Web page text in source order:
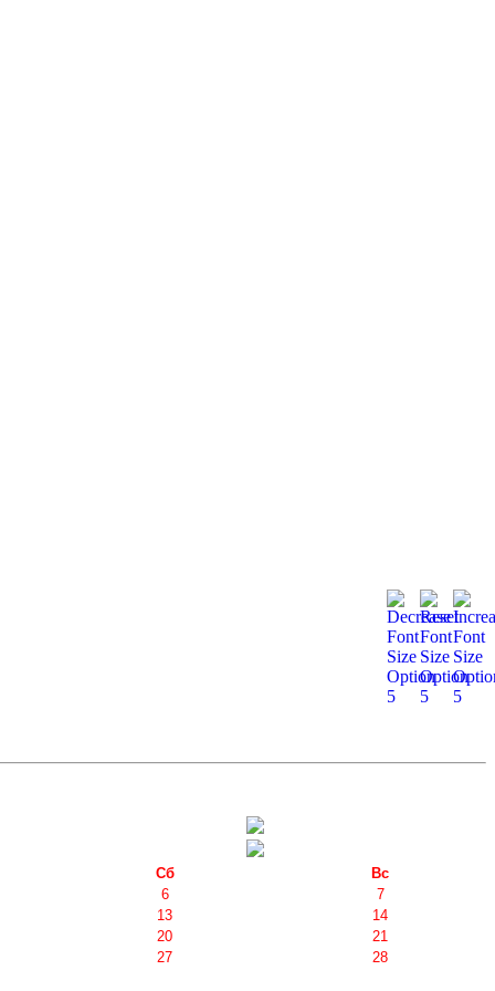
Сб
Вс
6
7
13
14
20
21
27 28